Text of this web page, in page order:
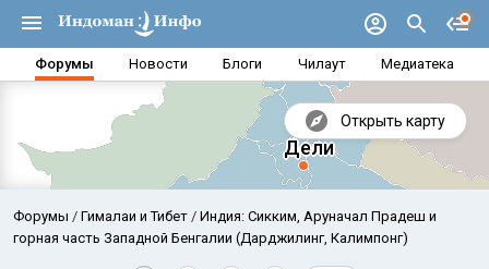
Форумы Новости Блоги Чилаут Медиатека
Открыть карту
Форумы Гималаи и Тибет
Индия: Сикким, Аруначал Прадеш и
горная часть Западной Бенгалии (Дарджилинг, Калимпонг)